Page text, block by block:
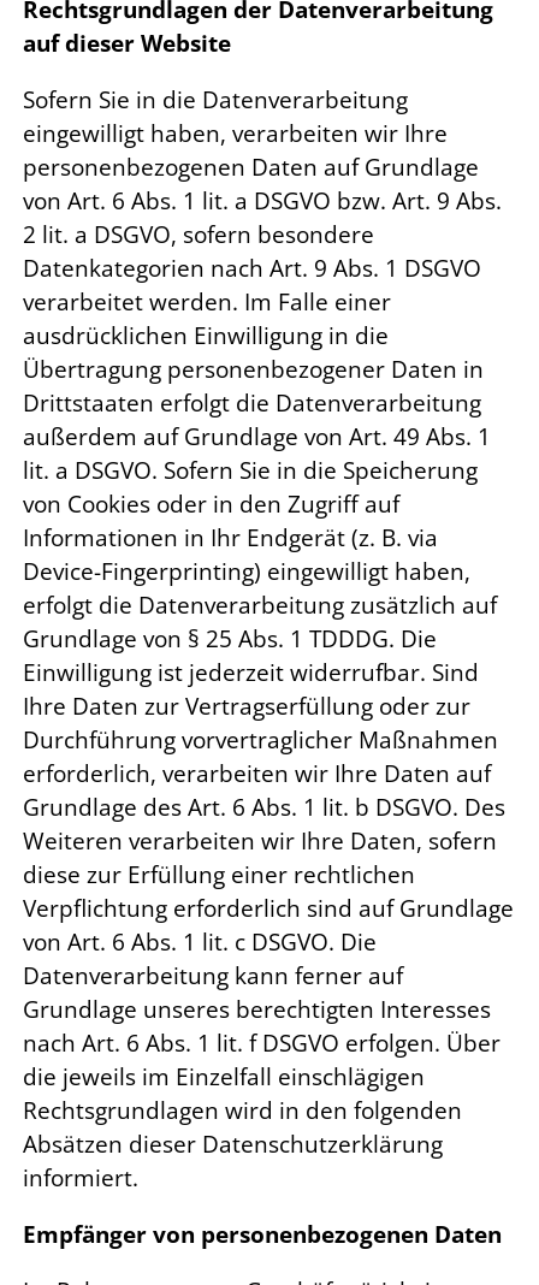
Rechtsgrundlagen der Datenverarbeitung
auf dieser Website
Sofern Sie in die Datenverarbeitung
eingewilligt haben, verarbeiten wir Ihre
personenbezogenen Daten auf Grundlage
von Art. 6 Abs. 1 lit. a DSGVO bzw. Art. 9 Abs.
2 lit. a DSGVO, sofern besondere
Datenkategorien nach Art. 9 Abs. 1 DSGVO
verarbeitet werden. Im Falle einer
ausdrücklichen Einwilligung in die
Übertragung personenbezogener Daten in
Drittstaaten erfolgt die Datenverarbeitung
außerdem auf Grundlage von Art. 49 Abs. 1
lit. a DSGVO. Sofern Sie in die Speicherung
von Cookies oder in den Zugriff auf
Informationen in Ihr Endgerät (z. B. via
Device-Fingerprinting) eingewilligt haben,
erfolgt die Datenverarbeitung zusätzlich auf
Grundlage von § 25 Abs. 1 TDDDG. Die
Einwilligung ist jederzeit widerrufbar. Sind
Ihre Daten zur Vertragserfüllung oder zur
Durchführung vorvertraglicher Maßnahmen
erforderlich, verarbeiten wir Ihre Daten auf
Grundlage des Art. 6 Abs. 1 lit. b DSGVO. Des
Weiteren verarbeiten wir Ihre Daten, sofern
diese zur Erfüllung einer rechtlichen
Verpflichtung erforderlich sind auf Grundlage
von Art. 6 Abs. 1 lit. c DSGVO. Die
Datenverarbeitung kann ferner auf
Grundlage unseres berechtigten Interesses
nach Art. 6 Abs. 1 lit. f DSGVO erfolgen. Über
die jeweils im Einzelfall einschlägigen
Rechtsgrundlagen wird in den folgenden
Absätzen dieser Datenschutzerklärung
informiert.
Empfänger von personenbezogenen Daten